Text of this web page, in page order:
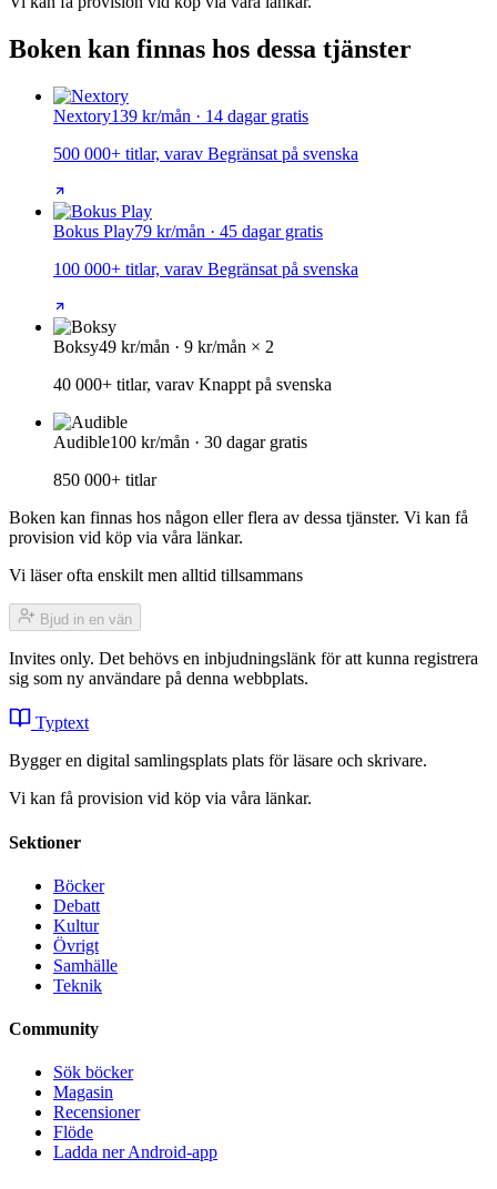
Boken kan finnas hos dessa tjänster
Nextory139 kr/mån · 14 dagar gratis
500 000+ titlar, varav Begränsat på svenska
Bokus Play79 kr/mån · 45 dagar gratis
100 000+ titlar, varav Begränsat på svenska
Boksy49 kr/mån · 9 kr/mån × 2
40 000+ titlar, varav Knappt på svenska
Audible100 kr/mån · 30 dagar gratis
850 000+ titlar
Boken kan finnas hos någon eller flera av dessa tjänster. Vi kan få
provision vid köp via våra länkar.
Vi läser ofta enskilt men alltid tillsammans
Bjud in en vän
Invites only. Det behövs en inbjudningslänk för att kunna registrera
sig som ny användare på denna webbplats.
Typtext
Bygger en digital samlingsplats plats för läsare och skrivare.
Vi kan få provision vid köp via våra länkar.
Sektioner
Böcker
Debatt
Kultur
Övrigt
Samhälle
Teknik
Community
Sök böcker
Magasin
Recensioner
Flöde
Ladda ner Android-app